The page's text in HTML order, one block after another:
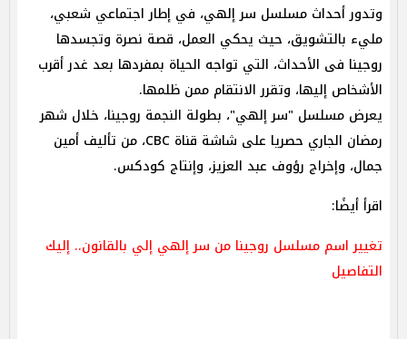
وتدور أحداث مسلسل سر إلهي، في إطار اجتماعي شعبي،
مليء بالتشويق، حيث يحكي العمل، قصة نصرة وتجسدها
روجينا فى الأحداث، التي تواجه الحياة بمفردها بعد غدر أقرب
الأشخاص إليها، وتقرر الانتقام ممن ظلمها.
يعرض مسلسل "سر إلهي"، بطولة النجمة روجينا، خلال شهر
رمضان الجاري حصريا على شاشة قناة CBC، من تأليف أمين
جمال، وإخراج رؤوف عبد العزيز، وإنتاج كودكس.
اقرأ أيضًا:
تغيير اسم مسلسل روجينا من سر إلهي إلي بالقانون.. إليك
التفاصيل